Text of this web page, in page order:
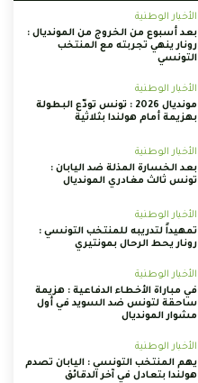
الأخبار الوطنية
بعد أسبوع من الخروج من المونديال :
رونار ينهي تجربته مع المنتخب
التونسي
الأخبار الوطنية
مونديال 2026 : تونس تودّع البطولة
بهزيمة أمام هولندا بثلاثية
الأخبار الوطنية
بعد الخسارة المذلة ضد اليابان :
تونس ثالث مغادري المونديال
الأخبار الوطنية
تمهيداً لتدريبه للمنتخب التونسي :
رونار يحط الرحال بمونتيري
الأخبار الوطنية
في مباراة الأخطاء الدفاعية : هزيمة
ساحقة لتونس ضد السويد في أول
مشوار المونديال
الأخبار الوطنية
يهم المنتخب التونسي : اليابان تصدم
هولندا بتعادل في آخر الدقائق